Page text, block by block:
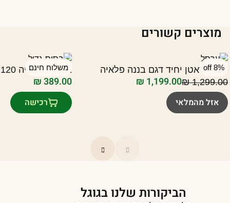
מוצרים קשורים
8% off
ערסל ראטן יחיד דגם בננה פלאיה
₪1,299.00
המחיר
המקורי
היה:
₪ 1,199.00
המחיר
הנוכחי
הוא:
אזל מהמלאי
משלוח חינם
בסיס שמשייה 120 ק”ג PLAYA
₪389.00
רכישה
הביקורות שלנו בגוגל